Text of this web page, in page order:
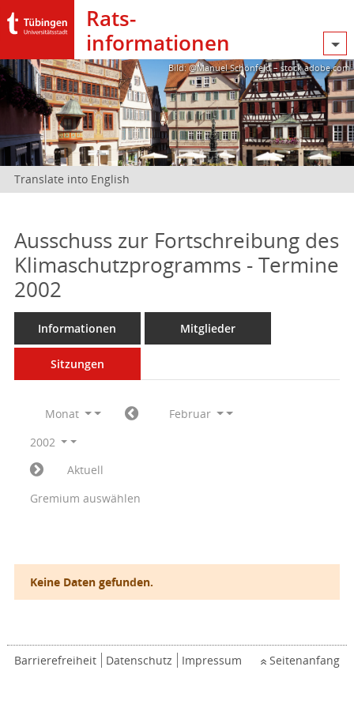
Rats­
informationen
Bild: @Manuel Schönfeld – stock.adobe.com
Translate into English
Ausschuss zur Fortschreibung des
Klimaschutzprogramms - Termine
2002
Informationen Mitglieder
Sitzungen
Monat
Februar
2002
Aktuell
Gremium auswählen
Keine Daten gefunden.
Barrierefreiheit Datenschutz Impressum Seitenanfang